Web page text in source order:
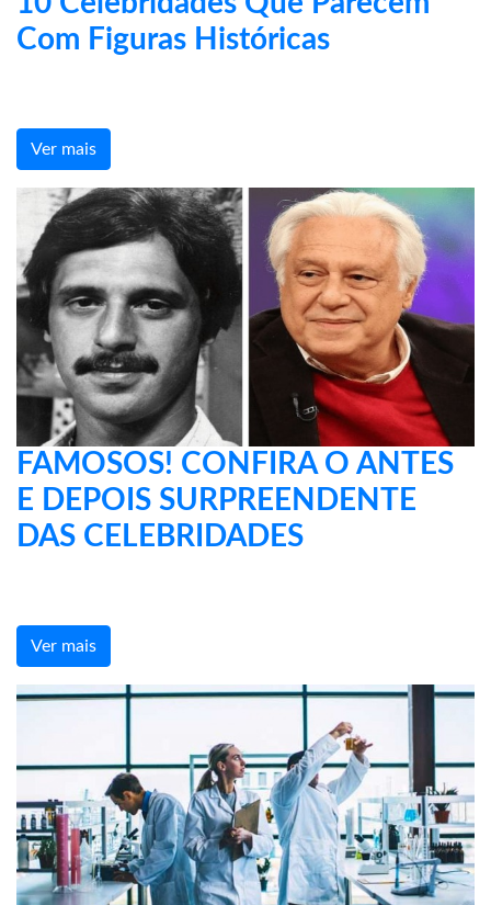
Com Figuras Históricas
Ver mais
FAMOSOS! CONFIRA O ANTES
E DEPOIS SURPREENDENTE
DAS CELEBRIDADES
Ver mais